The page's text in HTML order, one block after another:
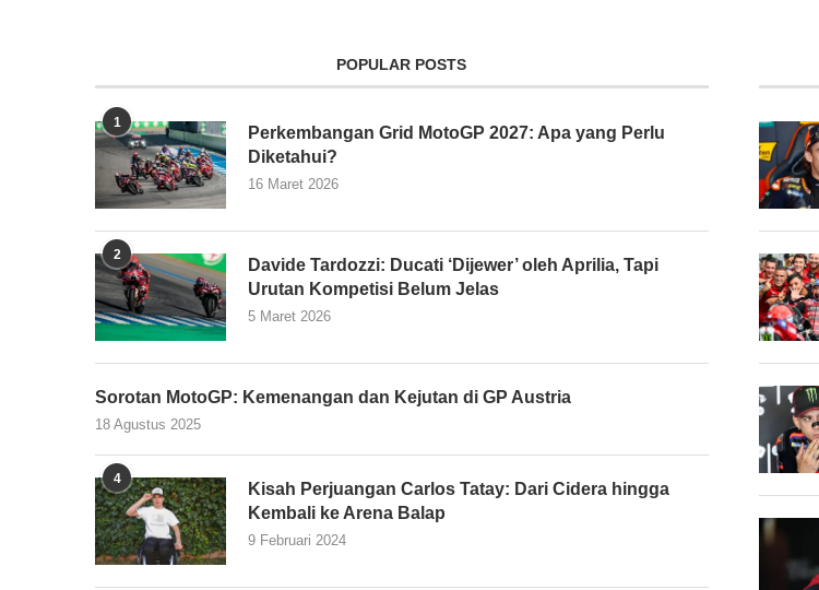
POPULAR POSTS
1
Perkembangan Grid MotoGP 2027: Apa yang Perlu
Diketahui?
16 Maret 2026
2
Davide Tardozzi: Ducati ‘Dijewer’ oleh Aprilia, Tapi
Urutan Kompetisi Belum Jelas
5 Maret 2026
Sorotan MotoGP: Kemenangan dan Kejutan di GP Austria
18 Agustus 2025
4
Kisah Perjuangan Carlos Tatay: Dari Cidera hingga
Kembali ke Arena Balap
9 Februari 2024